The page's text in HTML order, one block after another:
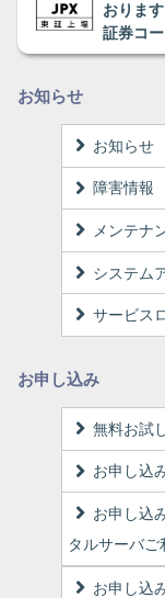
おります
証券コ
お知らせ
お知らせ
障害情報
メンテナ
システム
サービス
お申し込み
無料お試
お申し込
お申し込
タルサーバご
お申し込